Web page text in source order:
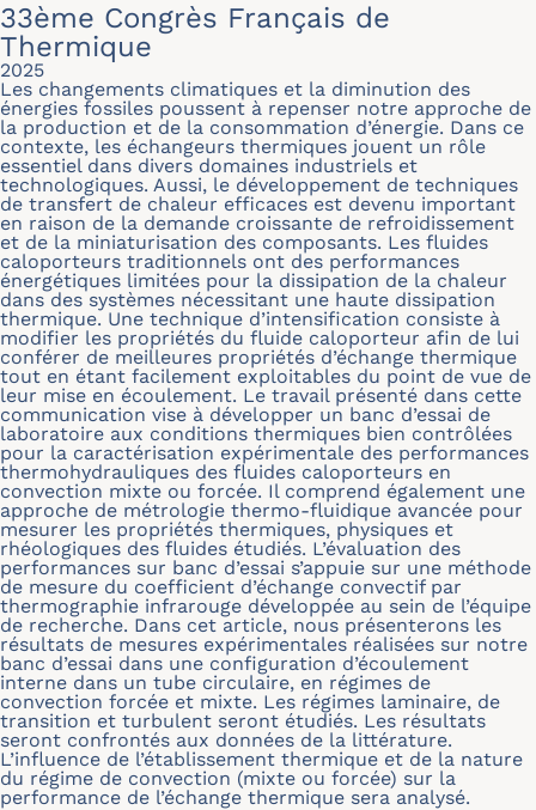
33ème Congrès Français de
Thermique
2025
Les changements climatiques et la diminution des
énergies fossiles poussent à repenser notre approche de
la production et de la consommation d’énergie. Dans ce
contexte, les échangeurs thermiques jouent un rôle
essentiel dans divers domaines industriels et
technologiques. Aussi, le développement de techniques
de transfert de chaleur efficaces est devenu important
en raison de la demande croissante de refroidissement
et de la miniaturisation des composants. Les fluides
caloporteurs traditionnels ont des performances
énergétiques limitées pour la dissipation de la chaleur
dans des systèmes nécessitant une haute dissipation
thermique. Une technique d’intensification consiste à
modifier les propriétés du fluide caloporteur afin de lui
conférer de meilleures propriétés d’échange thermique
tout en étant facilement exploitables du point de vue de
leur mise en écoulement. Le travail présenté dans cette
communication vise à développer un banc d’essai de
laboratoire aux conditions thermiques bien contrôlées
pour la caractérisation expérimentale des performances
thermohydrauliques des fluides caloporteurs en
convection mixte ou forcée. Il comprend également une
approche de métrologie thermo-fluidique avancée pour
mesurer les propriétés thermiques, physiques et
rhéologiques des fluides étudiés. L’évaluation des
performances sur banc d’essai s’appuie sur une méthode
de mesure du coefficient d’échange convectif par
thermographie infrarouge développée au sein de l’équipe
de recherche. Dans cet article, nous présenterons les
résultats de mesures expérimentales réalisées sur notre
banc d’essai dans une configuration d’écoulement
interne dans un tube circulaire, en régimes de
convection forcée et mixte. Les régimes laminaire, de
transition et turbulent seront étudiés. Les résultats
seront confrontés aux données de la littérature.
L’influence de l’établissement thermique et de la nature
du régime de convection (mixte ou forcée) sur la
performance de l’échange thermique sera analysé.